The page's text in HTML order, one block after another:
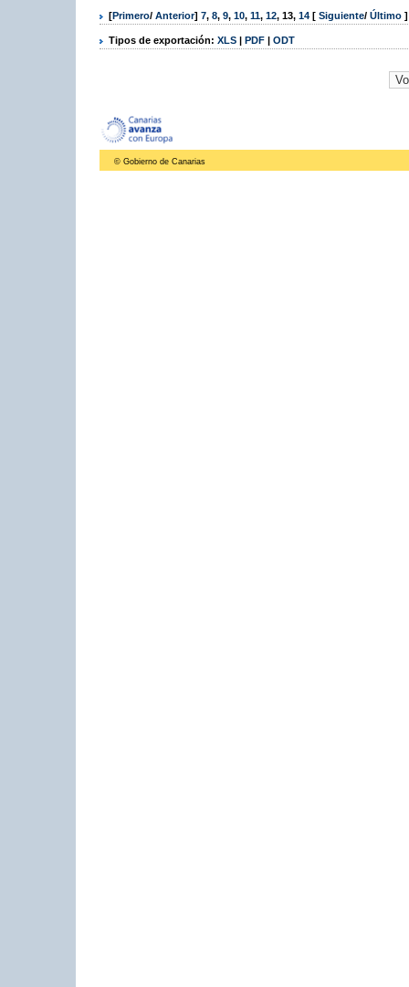
[Primero/ Anterior] 7, 8, 9, 10, 11, 12, 13, 14 [ Siguiente/ Último ]
Tipos de exportación: XLS | PDF | ODT
© Gobierno de Canarias